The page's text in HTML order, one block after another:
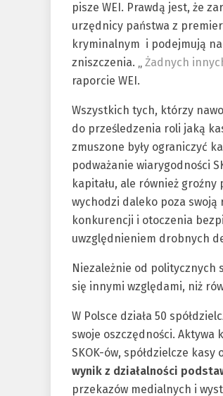
pisze WEI. Prawdą jest, że
urzędnicy państwa z
kryminalnym i podejmują
zniszczenia. „ Żadnych
raporcie WEI.
Wszystkich tych, którzy
do prześledzenia roli jaką
zmuszone były ograniczyć
podważanie wiarygodności
kapitału, ale również
wychodzi daleko poza
konkurencji i otoczenia
uwzględnieniem drobnych
Niezależnie od politycznych
się innymi względami, niż
W Polsce działa 50
swoje oszczędności. Aktywa
SKOK-ów, spółdzielcze
wynik z działalności
przekazów medialnych i